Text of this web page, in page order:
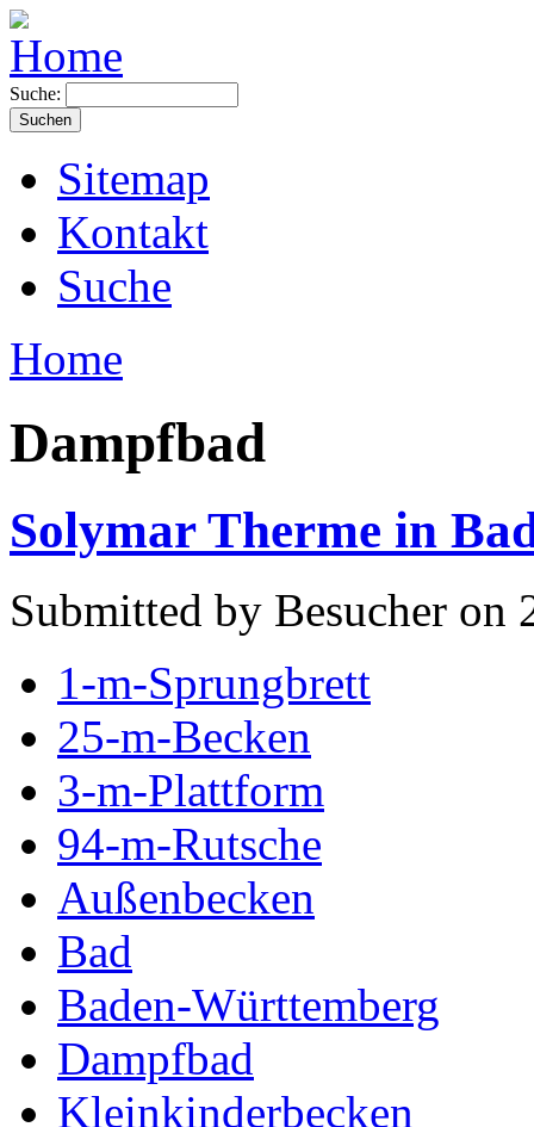
Suche:
Sitemap
Kontakt
Suche
Home
Dampfbad
Solymar Therme in
Submitted by Besucher on
1-m-Sprungbrett
25-m-Becken
3-m-Plattform
94-m-Rutsche
Außenbecken
Bad
Baden-Württemberg
Dampfbad
Kleinkinderbecken